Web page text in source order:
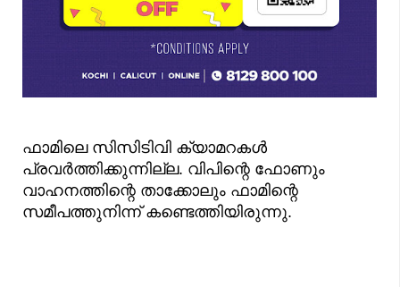
ഫാമിലെ സിസിടിവി ക്യാമറകൾ
പ്രവർത്തിക്കുന്നില്ല. വിപിന്റെ ഫോണും
വാഹനത്തിന്റെ താക്കോലും ഫാമിന്റെ
സമീപത്തുനിന്ന് കണ്ടെത്തിയിരുന്നു.